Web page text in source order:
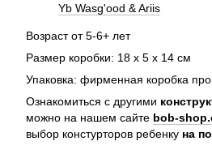
Yb Wasg'ood & Ariis
Возраст от 5-6+ лет
Размер коробки: 18 х 5 х 14 см
Упаковка: фирменная коробка
Ознакомиться с другими
можно на нашем сайте bob-
выбор констурторов ребенку на